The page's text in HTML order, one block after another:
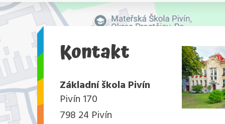
Kontakt
Základní škola Pivín
Pivín 170
798 24 Pivín